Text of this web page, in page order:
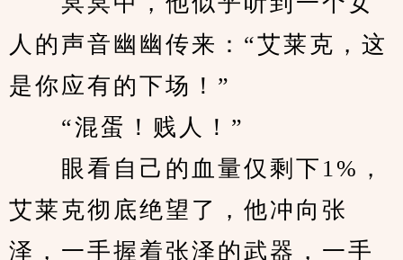
人的声音幽幽传来：“艾莱克，这
是你应有的下场！”
“混蛋！贱人！”
眼看自己的血量仅剩下1%，
艾莱克彻底绝望了，他冲向张
泽，一手握着张泽的武器，一手